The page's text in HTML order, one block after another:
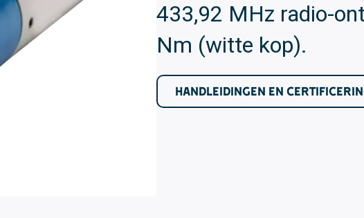
433,92 MHz radio-
Nm (witte kop).
HANDLEIDINGEN EN